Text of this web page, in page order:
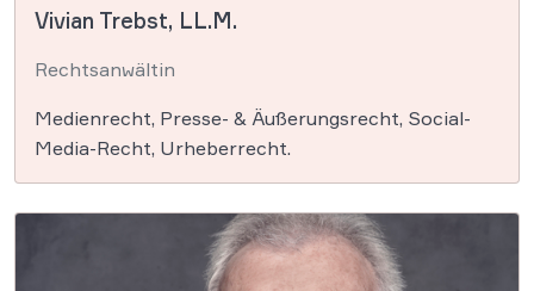
Vivian Trebst, LL.M.
Rechtsanwältin
Medienrecht, Presse- & Äußerungsrecht, Social-
Media-Recht, Urheberrecht.